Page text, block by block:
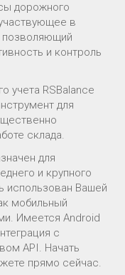
дорожного
в
позволяющий
и контроль
учета RSBalance
для
склада.
для
и крупного
использован Вашей
мобильный
Имеется Android
с
API. Начать
прямо сейчас.